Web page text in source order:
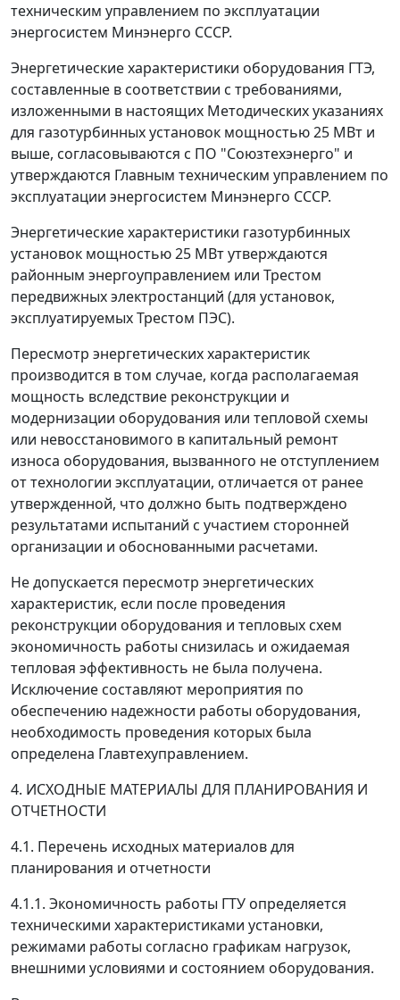
техническим управлением по эксплуатации
энергосистем Минэнерго СССР.
Энергетические характеристики оборудования ГТЭ,
составленные в соответствии с требованиями,
изложенными в настоящих Методических указаниях
для газотурбинных установок мощностью 25 МВт и
выше, согласовываются с ПО "Союзтехэнерго" и
утверждаются Главным техническим управлением по
эксплуатации энергосистем Минэнерго СССР.
Энергетические характеристики газотурбинных
установок мощностью 25 МВт утверждаются
районным энергоуправлением или Трестом
передвижных электростанций (для установок,
эксплуатируемых Трестом ПЭС).
Пересмотр энергетических характеристик
производится в том случае, когда располагаемая
мощность вследствие реконструкции и
модернизации оборудования или тепловой схемы
или невосстановимого в капитальный ремонт
износа оборудования, вызванного не отступлением
от технологии эксплуатации, отличается от ранее
утвержденной, что должно быть подтверждено
результатами испытаний с участием сторонней
организации и обоснованными расчетами.
Не допускается пересмотр энергетических
характеристик, если после проведения
реконструкции оборудования и тепловых схем
экономичность работы снизилась и ожидаемая
тепловая эффективность не была получена.
Исключение составляют мероприятия по
обеспечению надежности работы оборудования,
необходимость проведения которых была
определена Главтехуправлением.
4. ИСХОДНЫЕ МАТЕРИАЛЫ ДЛЯ ПЛАНИРОВАНИЯ И
ОТЧЕТНОСТИ
4.1. Перечень исходных материалов для
планирования и отчетности
4.1.1. Экономичность работы ГТУ определяется
техническими характеристиками установки,
режимами работы согласно графикам нагрузок,
внешними условиями и состоянием оборудования.